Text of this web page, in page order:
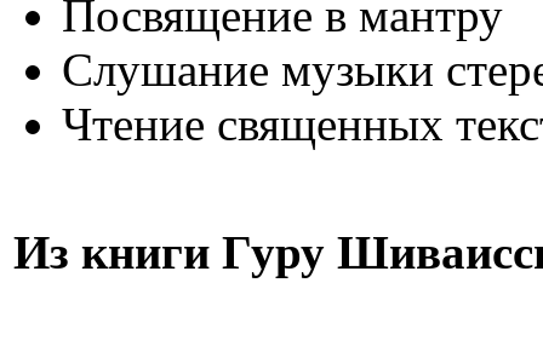
Посвящение в мантру
Слушание музыки
Чтение священных
Из книги Гуру